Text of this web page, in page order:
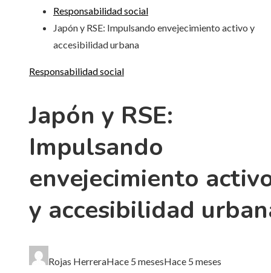
Responsabilidad social
Japón y RSE: Impulsando envejecimiento activo y
accesibilidad urbana
Responsabilidad social
Japón y RSE:
Impulsando
envejecimiento
y accesibilidad
Rojas HerreraHace 5 mesesHace 5 meses